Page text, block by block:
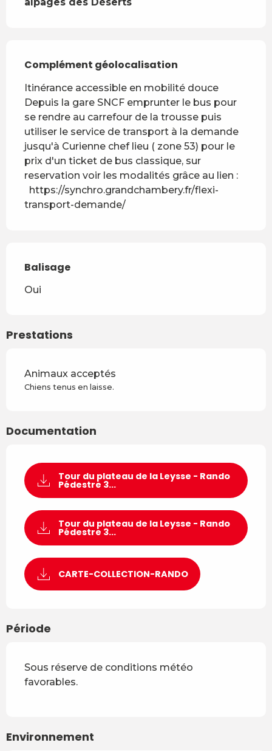
alpages des Déserts
Complément géolocalisation
Complément géolocalisation
Itinérance accessible en mobilité douce
Depuis la gare SNCF emprunter le bus pour
se rendre au carrefour de la trousse puis
utiliser le service de transport à la demande
jusqu'à Curienne chef lieu ( zone 53) pour le
prix d'un ticket de bus classique, sur
reservation voir les modalités grâce au lien :
transport-demande/
Balisage
Oui
Prestations
Animaux acceptés
Chiens tenus en laisse.
Documentation
Tour du plateau de la Leysse - Rando
Pédestre 3...
Tour du plateau de la Leysse - Rando
Pédestre 3...
CARTE-COLLECTION-RANDO
Période
Sous réserve de conditions météo
favorables.
Environnement